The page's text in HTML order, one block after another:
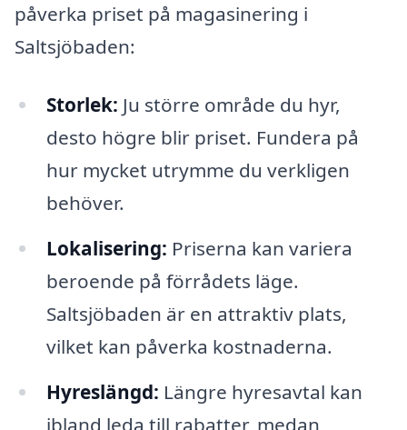
påverka priset på magasinering i
Saltsjöbaden:
Storlek: Ju större område du hyr,
desto högre blir priset. Fundera på
hur mycket utrymme du verkligen
behöver.
Lokalisering: Priserna kan variera
beroende på förrådets läge.
Saltsjöbaden är en attraktiv plats,
vilket kan påverka kostnaderna.
Hyreslängd: Längre hyresavtal kan
ibland leda till rabatter, medan